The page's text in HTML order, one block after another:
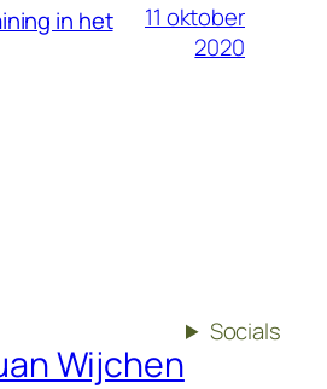
in het
11 oktober
2020
Wijchen
Socials